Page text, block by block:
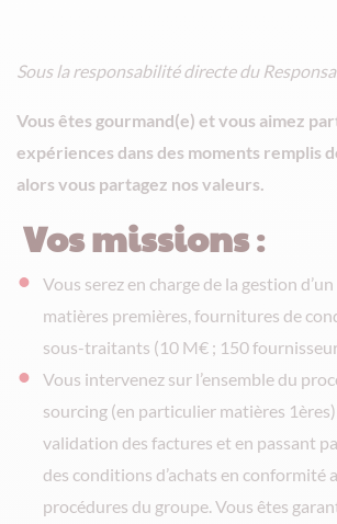
Sous la responsabilité directe du
Vous êtes gourmand(e) et vous aimez
expériences dans des moments remplis
alors vous partagez nos valeurs.
Vos missions:
Vous serez en charge de la gestion
matières premières, fournitures de
sous-traitants (10 M€ ; 150
Vous intervenez sur l’ensemble du
sourcing (en particulier matières 1ères)
validation des factures et en passant
des conditions d’achats en conformité
procédures du groupe. Vous êtes